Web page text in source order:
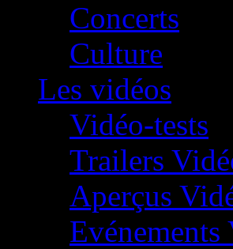
Concerts
Culture
Les vidéos
Vidéo-tests
Trailers
Aperçus
Evénements